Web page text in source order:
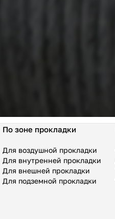
По зоне прокладки
Для воздушной прокладки
Для внутренней прокладки
Для внешней прокладки
Для подземной прокладки